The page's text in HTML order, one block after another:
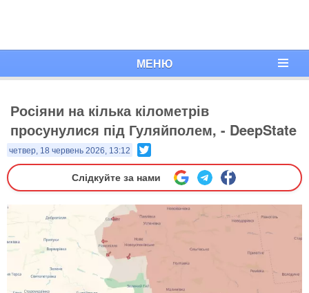
МЕНЮ
Росіяни на кілька кілометрів
просунулися під Гуляйполем, - DeepState
четвер, 18 червень 2026, 13:12
Слідкуйте за нами